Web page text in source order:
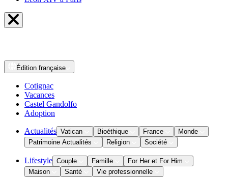
Édition française
Cotignac
Vacances
Castel Gandolfo
Adoption
Actualités Vatican Bioéthique France
Monde
Patrimoine Actualités
Religion Société
Lifestyle Couple Famille
For Her et For Him
Maison
Santé Vie professionnelle